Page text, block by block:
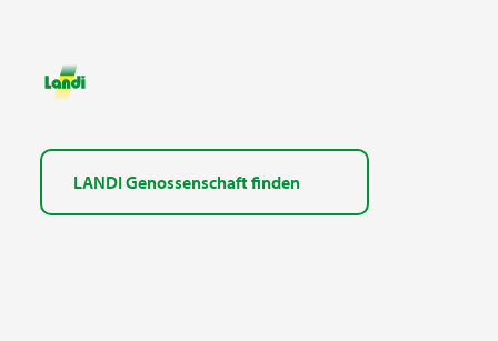
LANDI Genossenschaft finden